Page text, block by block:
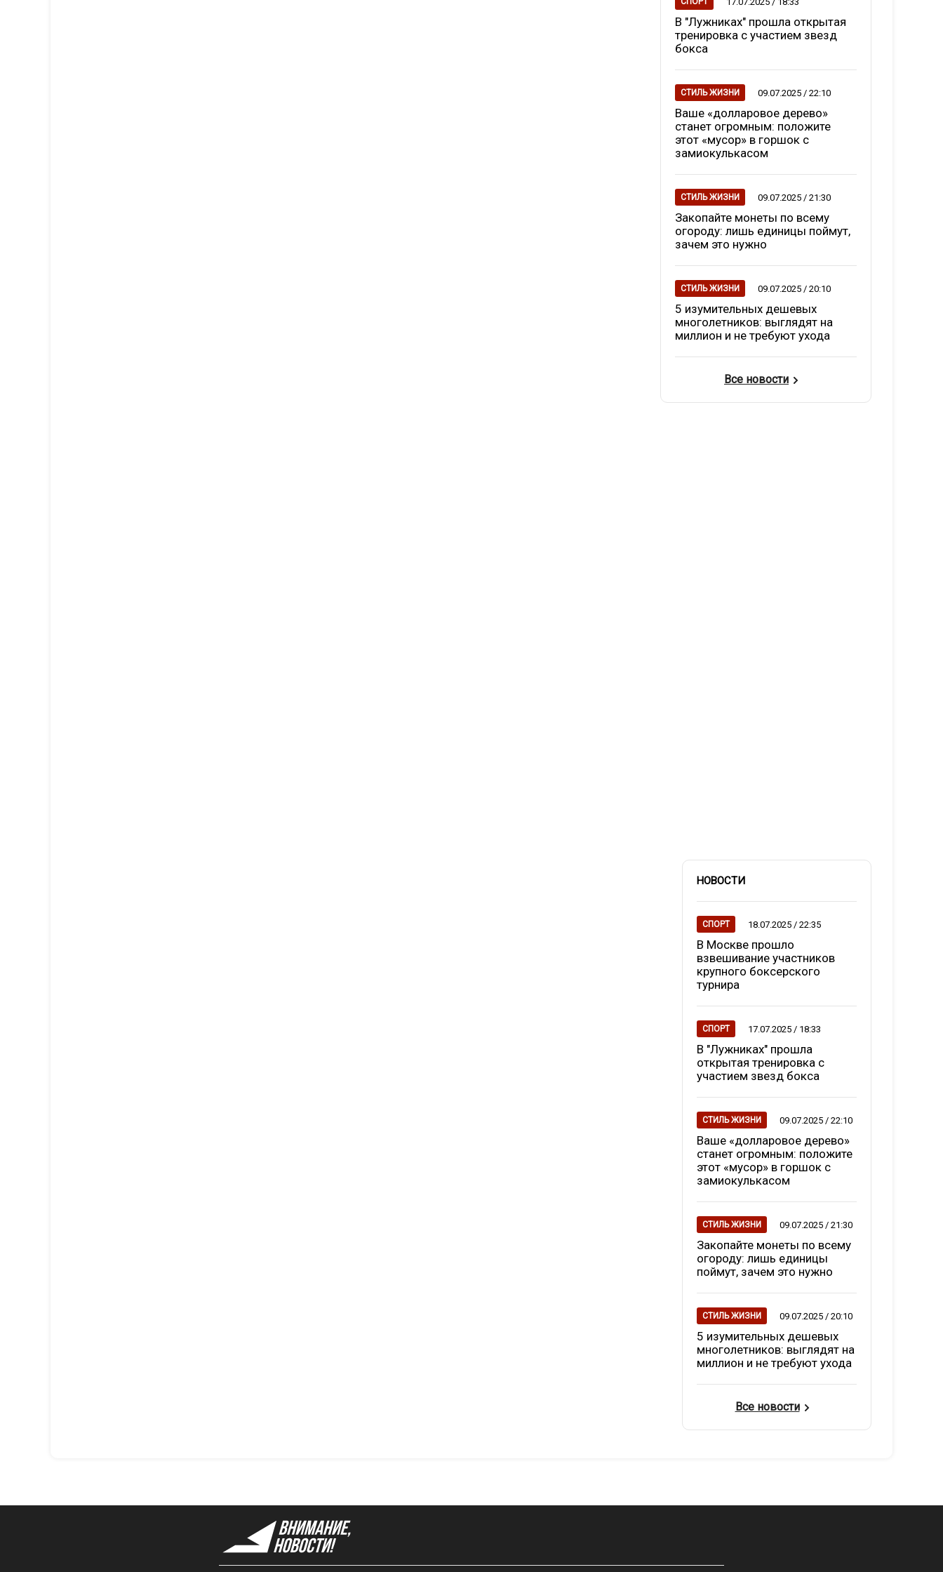
В "Лужниках" прошла открытая
тренировка с участием звезд
бокса
СТИЛЬ ЖИЗНИ 09.07.2025 / 22:10
Ваше «долларовое дерево»
станет огромным: положите
этот «мусор» в горшок с
замиокулькасом
СТИЛЬ ЖИЗНИ 09.07.2025 / 21:30
Закопайте монеты по всему
огороду: лишь единицы поймут,
зачем это нужно
СТИЛЬ ЖИЗНИ 09.07.2025 / 20:10
5 изумительных дешевых
многолетников: выглядят на
миллион и не требуют ухода
Все новости
НОВОСТИ
СПОРТ 18.07.2025 / 22:35
В Москве прошло
взвешивание участников
крупного боксерского
турнира
СПОРТ 17.07.2025 / 18:33
В "Лужниках" прошла
открытая тренировка с
участием звезд бокса
СТИЛЬ ЖИЗНИ 09.07.2025 / 22:10
Ваше «долларовое дерево»
станет огромным: положите
этот «мусор» в горшок с
замиокулькасом
СТИЛЬ ЖИЗНИ 09.07.2025 / 21:30
Закопайте монеты по всему
огороду: лишь единицы
поймут, зачем это нужно
СТИЛЬ ЖИЗНИ 09.07.2025 / 20:10
5 изумительных дешевых
многолетников: выглядят на
миллион и не требуют ухода
Все новости